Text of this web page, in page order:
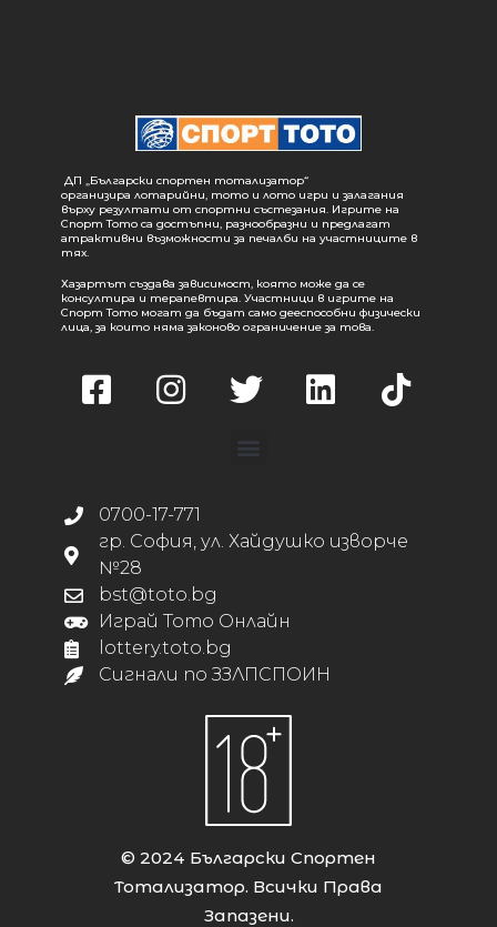
ДП „Български спортен тотализатор“
организира лотарийни, тото и лото игри и залагания
върху резултати от спортни състезания. Игрите на
Спорт Тото са достъпни, разнообразни и предлагат
атрактивни възможности за печалби на участниците в
тях.
Хазартът създава зависимост, която може да се
консултира и терапевтира. Участници в игрите на
Спорт Тото могат да бъдат само дееспособни физически
лица, за които няма законово ограничение за това.
0700-17-771
гр. София, ул. Хайдушко изворче
№28
bst@toto.bg
Играй Тото Онлайн
lottery.toto.bg
Сигнали по ЗЗЛПСПОИН
© 2024 Български Спортен
Тотализатор. Всички Права
Запазени.